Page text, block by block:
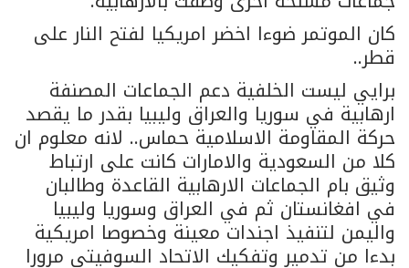
كان الموتمر ضوءا اخضر امريكيا لفتح النار على
قطر..
برايي ليست الخلفية دعم الجماعات المصنفة
ارهابية في سوريا والعراق وليبيا بقدر ما يقصد
حركة المقاومة الاسلامية حماس.. لانه معلوم ان
كلا من السعودية والامارات كانت على ارتباط
وثيق بام الجماعات الارهابية القاعدة وطالبان
في افغانستان ثم في العراق وسوريا وليبيا
واليمن لتنفيذ اجندات معينة وخصوصا امريكية
بدءا من تدمير وتفكيك الاتحاد السوفيتي مرورا